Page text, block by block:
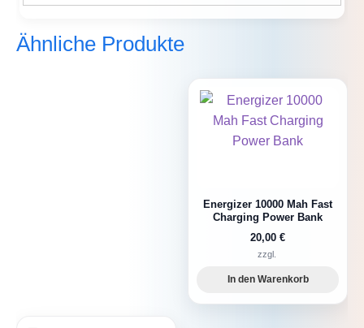
Ähnliche Produkte
Energizer 10000 Mah Fast
Charging Power Bank
20,00 €
zzgl.
In den Warenkorb